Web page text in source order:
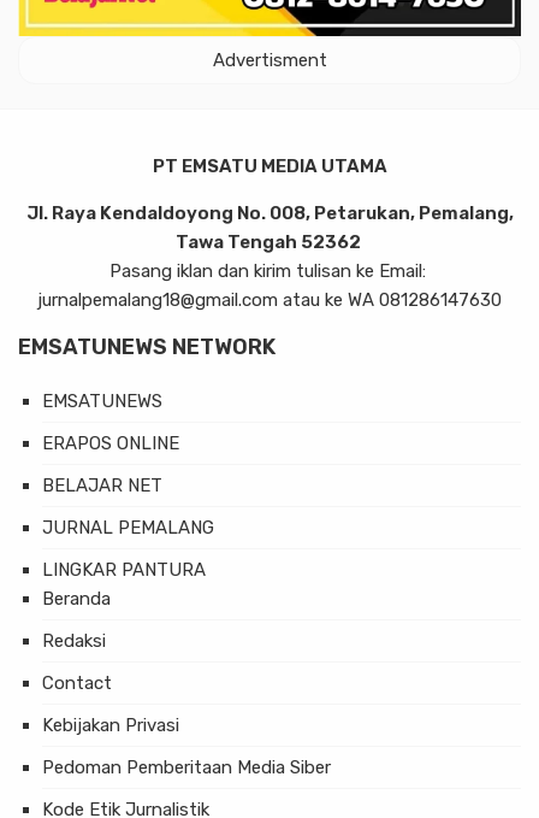
Advertisment
PT EMSATU MEDIA UTAMA
Jl. Raya Kendaldoyong No. 008, Petarukan, Pemalang,
Tawa Tengah 52362
Pasang iklan dan kirim tulisan ke Email:
jurnalpemalang18@gmail.com atau ke WA 081286147630
EMSATUNEWS NETWORK
EMSATUNEWS
ERAPOS ONLINE
BELAJAR NET
JURNAL PEMALANG
LINGKAR PANTURA
Beranda
Redaksi
Contact
Kebijakan Privasi
Pedoman Pemberitaan Media Siber
Kode Etik Jurnalistik